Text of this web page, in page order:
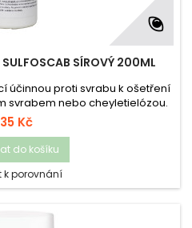
SÍROVÝ 200ML
účinnou proti svrabu k ošetření
svrabem nebo cheyletielózou.
pro malá štěňata, koťata, fretky
hlodavce.
Kč
do košíku
k porovnání